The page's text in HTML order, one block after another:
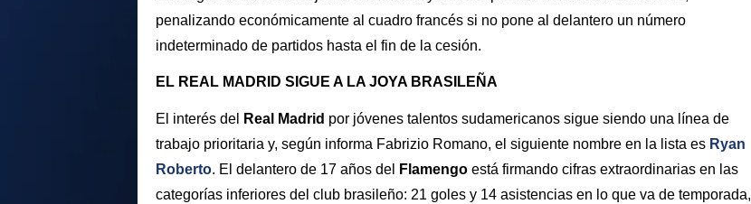
penalizando económicamente al cuadro francés si no pone al delantero un número
indeterminado de partidos hasta el fin de la cesión.
EL REAL MADRID SIGUE A LA JOYA BRASILEÑA
El interés del Real Madrid por jóvenes talentos sudamericanos sigue siendo una línea de
trabajo prioritaria y, según informa Fabrizio Romano, el siguiente nombre en la lista es Ryan
Roberto. El delantero de 17 años del Flamengo está firmando cifras extraordinarias en las
categorías inferiores del club brasileño: 21 goles y 14 asistencias en lo que va de temporada,